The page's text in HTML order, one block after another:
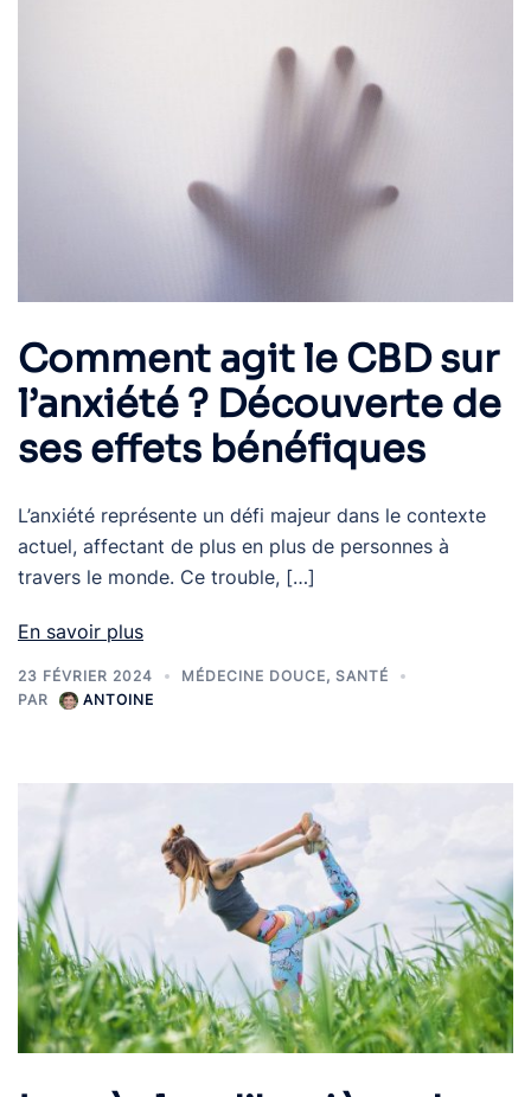
Comment agit le CBD sur
l’anxiété ? Découverte de
ses effets bénéfiques
L’anxiété représente un défi majeur dans le contexte
actuel, affectant de plus en plus de personnes à
travers le monde. Ce trouble, […]
En savoir plus
23 FÉVRIER 2024 MÉDECINE DOUCE, SANTÉ
PAR
ANTOINE